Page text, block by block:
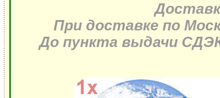
При доставке по
До пункта выдачи